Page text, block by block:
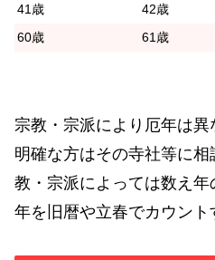
41歳
42歳
60歳
61歳
宗教・宗派により厄年は
明確な方はその寺社等に
教・宗派によっては数え年
年を旧暦や立春でカウント